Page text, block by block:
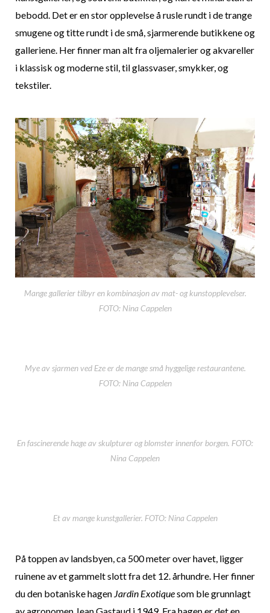
bebodd. Det er en stor opplevelse å rusle rundt i de trange
smugene og titte rundt i de små, sjarmerende butikkene og
galleriene. Her finner man alt fra oljemalerier og akvareller
i klassisk og moderne stil, til glassvaser, smykker, og
tekstiler.
Mange gallerier tilbyr en kombinasjon av mat- og kunstopplevelser.
FOTO: Nina Cappelen
Mye av sjarmen ved Eze er de mange små hyggelige restaurantene.
FOTO: Nina Cappelen
En fascinerende hage av skulpturer og blomster innenfor borgen. FOTO:
Nina Cappelen
Et av mange kunstgallerier. FOTO: Nina Cappelen
På toppen av landsbyen, ca 500 meter over havet, ligger
ruinene av et gammelt slott fra det 12. århundre. Her finner
du den botaniske hagen Jardin Exotiquesom ble grunnlagt